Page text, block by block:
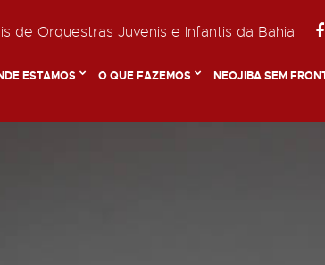
de Orquestras Juvenis e Infantis da Bahia
ESTAMOS O QUE FAZEMOS NEOJIBA SEM